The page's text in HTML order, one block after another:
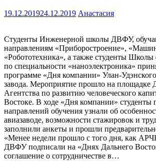
19.12.201924.12.2019 Анастасия
Студенты Инженерной школы ДВФУ,
направлениям «Приборостроение»,
«Робототехника», а также студенты Школы
по специальности «наноэлектроника»
программе «Дня компании» Улан-
завода. Мероприятие прошло на
Агентства по развитию человеческого
Востоке. В ходе «Дня компании» студенты
направлений обучения узнали об
авиазаводе, возможности стажировок и
заполнили анкеты и прошли
«Менее недели прошло с того дня, как
ДВФУ подписали на «Днях Дальнего
соглашение о сотрудничестве в…